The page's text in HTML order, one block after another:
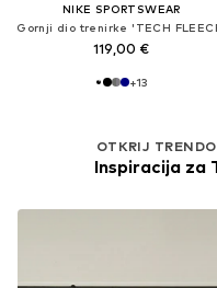
NIKE SPORTSWEAR
Gornji dio trenirke 'TECH
119,00 €
+13
OTKRIJ
Inspiracija za